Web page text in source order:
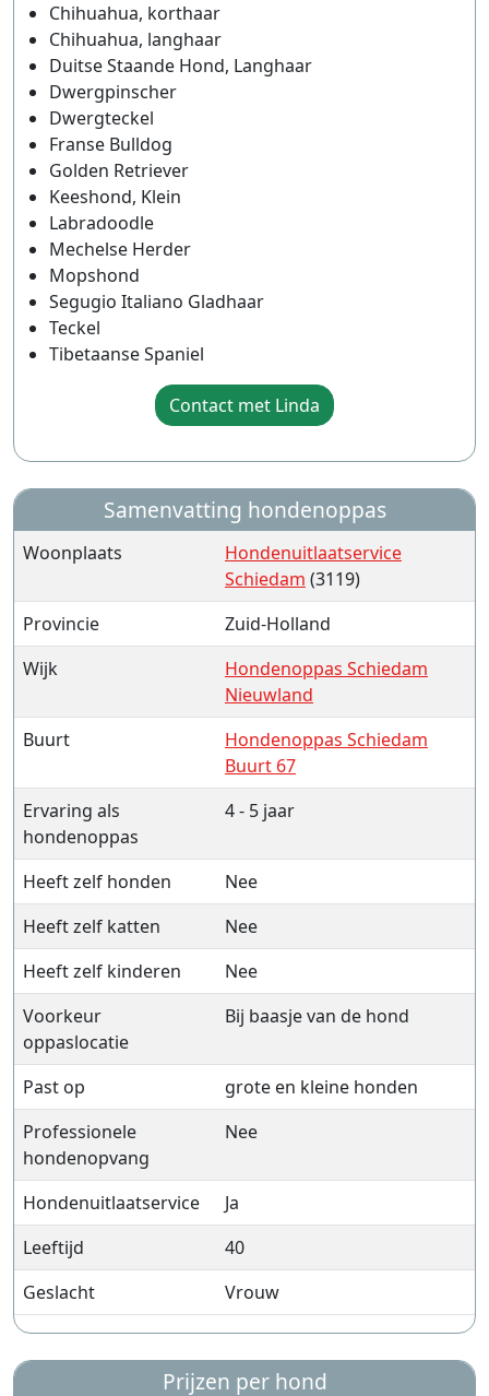
Chihuahua, korthaar
Chihuahua, langhaar
Duitse Staande Hond, Langhaar
Dwergpinscher
Dwergteckel
Franse Bulldog
Golden Retriever
Keeshond, Klein
Labradoodle
Mechelse Herder
Mopshond
Segugio Italiano Gladhaar
Teckel
Tibetaanse Spaniel
Contact met Linda
Samenvatting hondenoppas
Woonplaats
Hondenuitlaatservice
Schiedam (3119)
Provincie
Zuid-Holland
Wijk
Hondenoppas Schiedam
Nieuwland
Buurt
Hondenoppas Schiedam
Buurt 67
Ervaring als
hondenoppas
4 - 5 jaar
Heeft zelf honden
Nee
Heeft zelf katten
Nee
Heeft zelf kinderen
Nee
Voorkeur
oppaslocatie
Bij baasje van de hond
Past op
grote en kleine honden
Professionele
hondenopvang
Nee
Hondenuitlaatservice
Ja
Leeftijd
40
Geslacht
Vrouw
Prijzen per hond